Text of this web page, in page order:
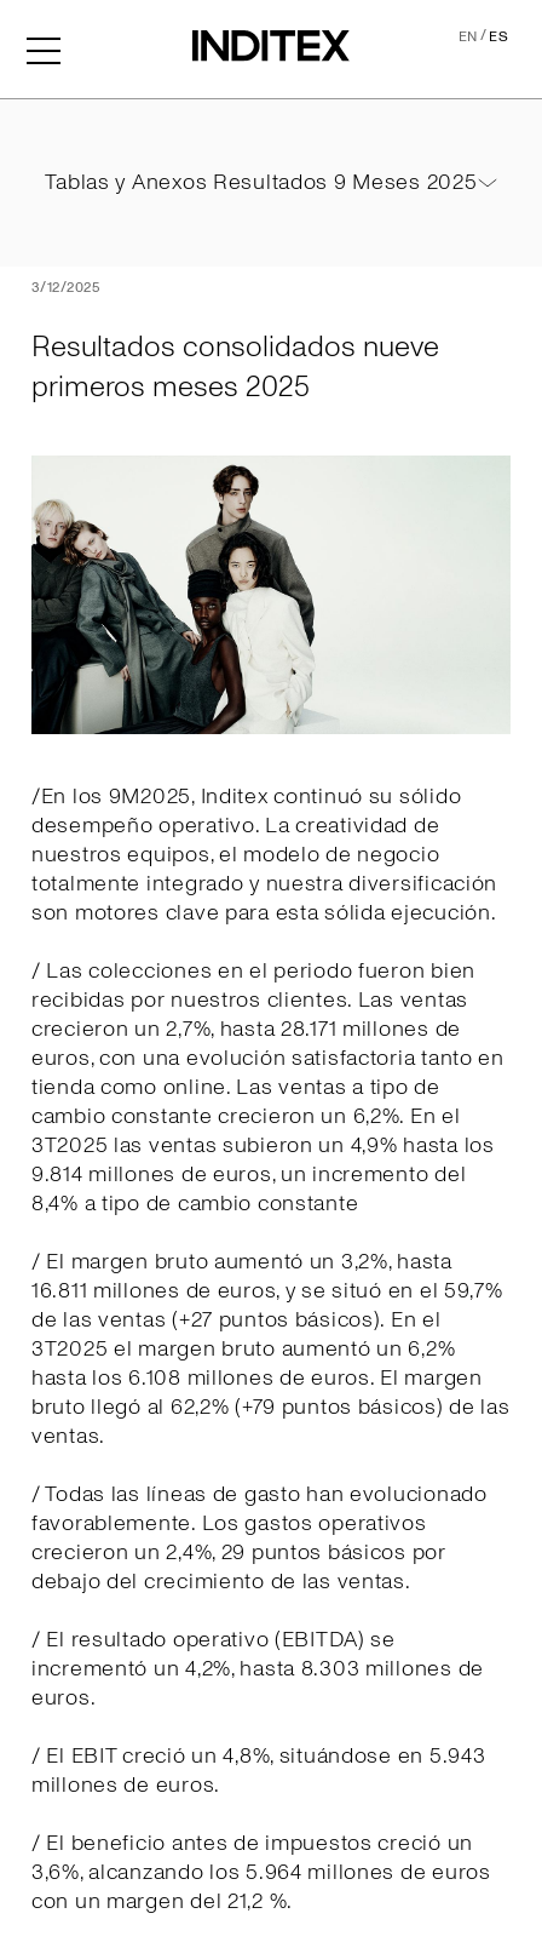
EN/ES
3/12/2025
Resultados consolidados nueve
primeros meses 2025
/En los 9M2025, Inditex continuó su sólido
desempeño operativo. La creatividad de
nuestros equipos, el modelo de negocio
totalmente integrado y nuestra diversificación
son motores clave para esta sólida ejecución.
/ Las colecciones en el periodo fueron bien
recibidas por nuestros clientes. Las ventas
crecieron un 2,7%, hasta 28.171 millones de
euros, con una evolución satisfactoria tanto en
tienda como online. Las ventas a tipo de
cambio constante crecieron un 6,2%. En el
3T2025 las ventas subieron un 4,9% hasta los
9.814 millones de euros, un incremento del
8,4% a tipo de cambio constante
/ El margen bruto aumentó un 3,2%, hasta
16.811 millones de euros, y se situó en el 59,7%
de las ventas (+27 puntos básicos). En el
3T2025 el margen bruto aumentó un 6,2%
hasta los 6.108 millones de euros. El margen
bruto llegó al 62,2% (+79 puntos básicos) de las
ventas.
/ Todas las líneas de gasto han evolucionado
favorablemente. Los gastos operativos
crecieron un 2,4%, 29 puntos básicos por
debajo del crecimiento de las ventas.
/ El resultado operativo (EBITDA) se
incrementó un 4,2%, hasta 8.303 millones de
euros.
/ El EBIT creció un 4,8%, situándose en 5.943
millones de euros.
/ El beneficio antes de impuestos creció un
3,6%, alcanzando los 5.964 millones de euros
con un margen del 21,2 %.
Tablas y Anexos Resultados 9 Meses 2025